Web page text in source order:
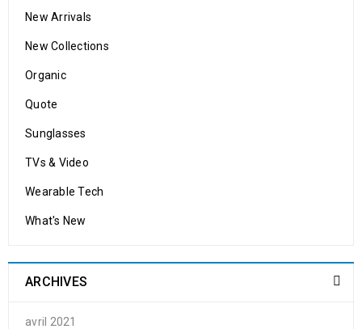
New Arrivals
New Collections
Organic
Quote
Sunglasses
TVs & Video
Wearable Tech
What's New
ARCHIVES
avril 2021